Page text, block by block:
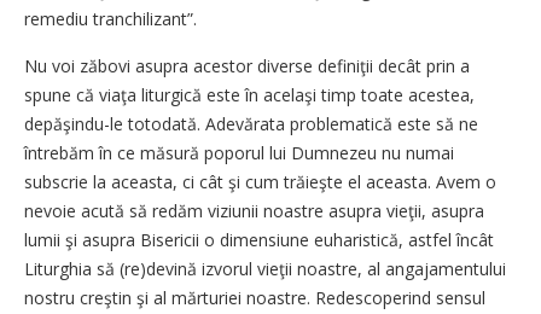
remediu tranchilizant”.
Nu voi zăbovi asupra acestor diverse definiţii decât prin a
spune că viaţa liturgică este în acelaşi timp toate acestea,
depăşindu-le totodată. Adevărata problematică este să ne
întrebăm în ce măsură poporul lui Dumnezeu nu numai
subscrie la aceasta, ci cât şi cum trăieşte el aceasta. Avem o
nevoie acută să redăm viziunii noastre asupra vieţii, asupra
lumii şi asupra Bisericii o dimensiune euharistică, astfel încât
Liturghia să (re)devină izvorul vieţii noastre, al angajamentului
nostru creştin şi al mărturiei noastre. Redescoperind sensul